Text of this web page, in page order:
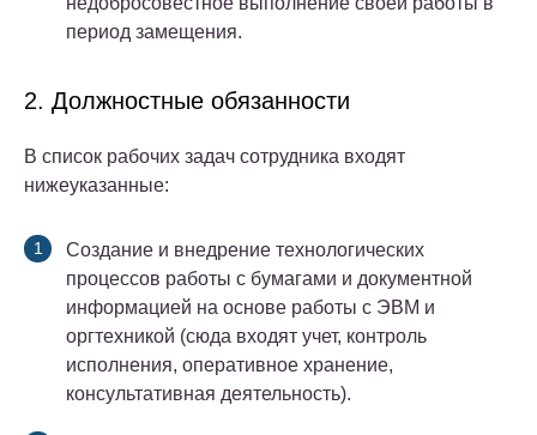
период замещения.
2. Должностные обязанности
В список рабочих задач сотрудника входят
нижеуказанные:
Создание и внедрение технологических
процессов работы с бумагами и документной
информацией на основе работы с ЭВМ и
оргтехникой (сюда входят учет, контроль
исполнения, оперативное хранение,
консультативная деятельность).